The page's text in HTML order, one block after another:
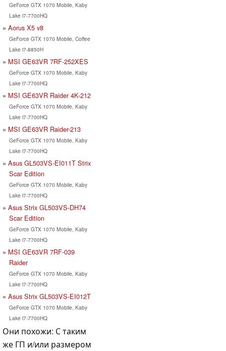
GeForce GTX 1070 Mobile, Kaby
Lake i7-7700HQ
Aorus X5 v8
GeForce GTX 1070 Mobile, Coffee
Lake i7-8850H
MSI GE63VR 7RF-252XES
GeForce GTX 1070 Mobile, Kaby
Lake i7-7700HQ
MSI GE63VR Raider 4K-212
GeForce GTX 1070 Mobile, Kaby
Lake i7-7700HQ
MSI GE63VR Raider-213
GeForce GTX 1070 Mobile, Kaby
Lake i7-7700HQ
Asus GL503VS-EI011T Strix
Scar Edition
GeForce GTX 1070 Mobile, Kaby
Lake i7-7700HQ
Asus Strix GL503VS-DH74
Scar Edition
GeForce GTX 1070 Mobile, Kaby
Lake i7-7700HQ
MSI GE63VR 7RF-039
Raider
GeForce GTX 1070 Mobile, Kaby
Lake i7-7700HQ
Asus Strix GL503VS-EI012T
GeForce GTX 1070 Mobile, Kaby
Lake i7-7700HQ
Они похожи: С таким
же ГП и/или размером